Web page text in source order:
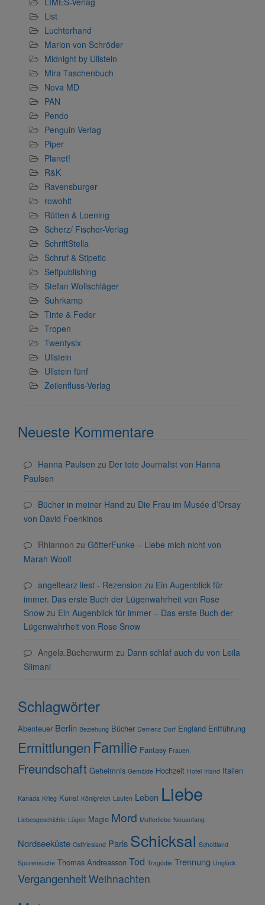
List
Luchterhand
Marion von Schröder
Midnight by Ullstein
Mira Taschenbuch
Nova MD
PAN
Pendo
Penguin Verlag
Piper
Planet!
R&K
Ravensburger
rowohlt
Rütten & Loening
Scherz/ Fischer-Verlag
SchriftStella
Schruf & Stipetic
Selfpublishing
Stefan Wollschläger
Suhrkamp
Tinte & Feder
Tropen
Twentysix
Ullstein
Ullstein fünf
Zeilenfluss-Verlag
Neueste Kommentare
Hanna Paulsen zu Der tote Journalist von Hanna
Paulsen
Bücher in meiner Hand zu Die Frau im Musée d’Orsay
von David Foenkinos
Rhiannon zu GötterFunke – Liebe mich nicht von
Marah Woolf
angeltearz liest - Rezension zu Ein Augenblick für
immer. Das erste Buch der Lügenwahrheit von Rose
Snow zu Ein Augenblick für immer – Das erste Buch der
Lügenwahrheit von Rose Snow
Angela.Bücherwurm zu Dann schlaf auch du von Leila
Slimani
Schlagwörter
Abenteuer Berlin Beziehung Bücher Demenz Dorf England Entführung
Ermittlungen Familie Fantasy Frauen
Freundschaft Geheimnis Gemälde Hochzeit Hotel Irland Italien
Kanada Krieg Kunst Königreich Laufen Leben Liebe
Liebesgeschichte Lügen Magie Mord Mutterliebe Neuanfang
Nordseeküste Ostfriesland Paris Schicksal Schottland
Spurensuche Thomas Andreasson Tod Tragödie Trennung Unglück
VergangenheitWeihnachten